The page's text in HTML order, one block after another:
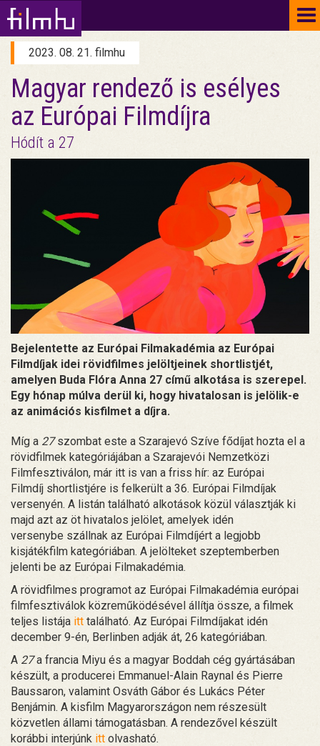
2023. 08. 21. filmhu
Magyar rendező is esélyes
az Európai Filmdíjra
Hódít a 27
Bejelentette az Európai Filmakadémia az Európai
Filmdíjak idei rövidfilmes jelöltjeinek shortlistjét,
amelyen Buda Flóra Anna 27 című alkotása is szerepel.
Egy hónap múlva derül ki, hogy hivatalosan is jelölik-e
az animációs kisfilmet a díjra.
Míg a 27szombat este a Szarajevó Szíve fődíjat hozta el a
rövidfilmek kategóriájában a Szarajevói Nemzetközi
Filmfesztiválon, már itt is van a friss hír: az Európai
Filmdíj shortlistjére is felkerült a 36. Európai Filmdíjak
versenyén. A listán található alkotások közül választják ki
majd azt az öt hivatalos jelölet, amelyek idén
versenybe szállnak az Európai Filmdíjért a legjobb
kisjátékfilm kategóriában. A jelölteket szeptemberben
jelenti be az Európai Filmakadémia.
A rövidfilmes programot az Európai Filmakadémia európai
filmfesztiválok közreműködésével állítja össze, a filmek
teljes listája itt található. Az Európai Filmdíjakat idén
december 9-én, Berlinben adják át, 26 kategóriában.
A 27a francia Miyu és a magyar Boddah cég gyártásában
készült, a producerei Emmanuel-Alain Raynal és Pierre
Baussaron, valamint Osváth Gábor és Lukács Péter
Benjámin. A kisfilm Magyarországon nem részesült
közvetlen állami támogatásban. A rendezővel készült
korábbi interjúnk itt olvasható.